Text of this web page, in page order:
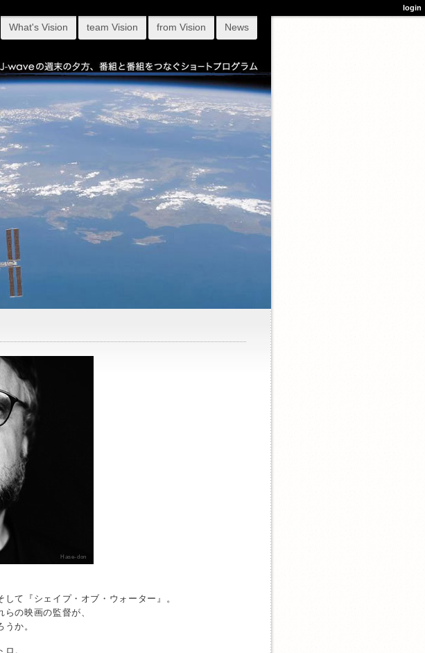
What's Vision team Vision from Vision News
Hase-don
て『シェイプ・オブ・ウォーター』。
の映画の監督が、
か。
login